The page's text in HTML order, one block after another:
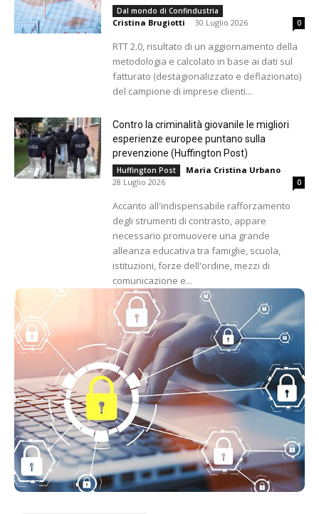
Dal mondo di Confindustria
Cristina Brugiotti - 30 Luglio 2026 0
RTT 2.0, risultato di un aggiornamento della
metodologia e calcolato in base ai dati sul
fatturato (destagionalizzato e deflazionato)
del campione di imprese clienti...
Contro la criminalità giovanile le migliori
esperienze europee puntano sulla
prevenzione (Huffington Post)
Huffington Post Maria Cristina Urbano -
28 Luglio 2026
0
Accanto all'indispensabile rafforzamento
degli strumenti di contrasto, appare
necessario promuovere una grande
alleanza educativa tra famiglie, scuola,
istituzioni, forze dell'ordine, mezzi di
comunicazione e...